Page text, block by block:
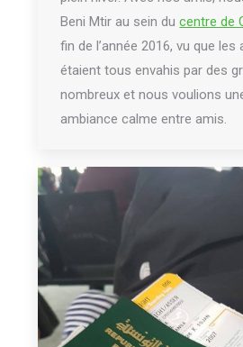
Beni Mtir au sein ducentre de
fin de l’année 2016, vu que
étaient tous envahis par des
nombreux et nous voulions
ambiance calme entre amis.